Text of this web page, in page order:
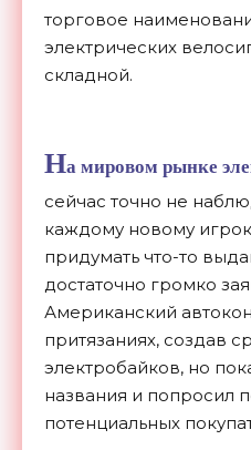
торговое
электрических
складной.
На мировом рынке
сейчас точно не
каждому новому
придумать что-то
достаточно громко
Американский
притязаниях, создав
электробайков, но
названия и попросил
потенциальных